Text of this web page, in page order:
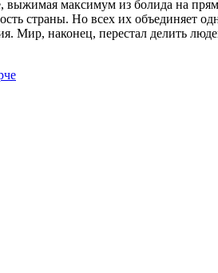
максимум из болида на
страны. Но всех их объединяет
Мир, наконец, перестал делить